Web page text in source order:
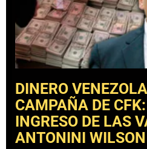
DINERO
CAMPAÑA DE
INGRESO DE LAS
ANTONINI WILSON